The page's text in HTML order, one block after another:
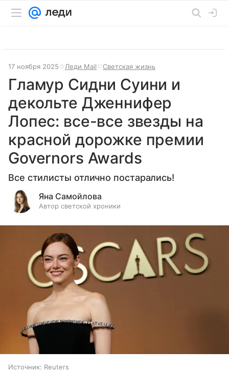
17 ноября 2025 Леди Mail Светская жизнь
Гламур Сидни Суини и
декольте Дженнифер
Лопес: все-все звезды на
красной дорожке премии
Governors Awards
Все стилисты отлично постарались!
Яна Самойлова
Автор светской хроники
Источник: Reuters